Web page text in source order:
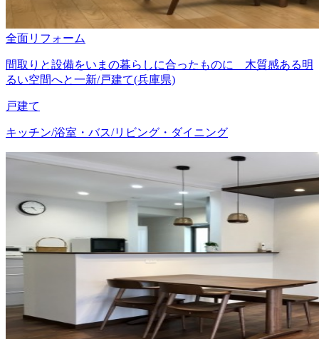
全面リフォーム
間取りと設備をいまの暮らしに合ったものに 木質感ある明
るい空間へと一新/戸建て(兵庫県)
戸建て
キッチン/浴室・バス/リビング・ダイニング